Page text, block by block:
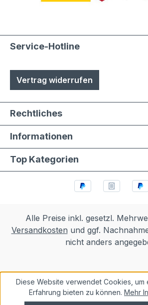
Service-Hotline
Vertrag widerrufen
Rechtliches
Informationen
Top Kategorien
Alle Preise inkl. gesetzl.
Versandkosten und ggf.
nicht anders
Diese Website verwendet Cookies, um
Erfahrung bieten zu können. Mehr